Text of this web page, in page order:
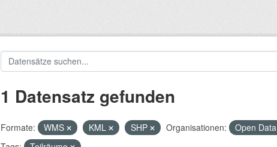
1 Datensatz gefunden
Formate: WMS KML SHP Organisationen:
Open Data